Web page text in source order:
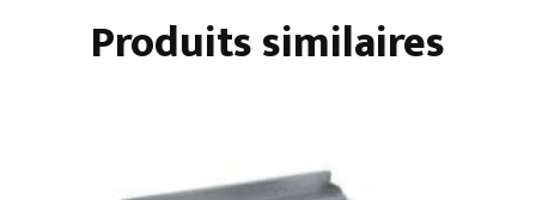
Produits similaires